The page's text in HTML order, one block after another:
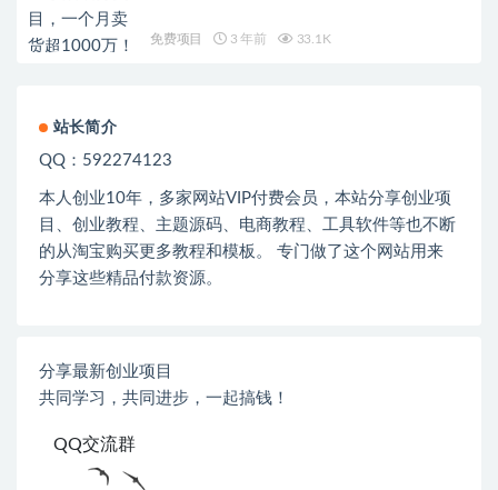
免费项目 3 年前 33.1K
站长简介
QQ：592274123
本人创业10年，多家网站VIP付费会员，本站分享创业项
目、创业教程、主题源码、电商教程、工具软件等也不断
的从淘宝购买更多教程和模板。 专门做了这个网站用来
分享这些精品付款资源。
分享最新创业项目
共同学习，共同进步，一起搞钱！
QQ交流群